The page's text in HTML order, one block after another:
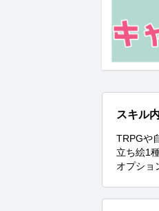
スキル
TRPGや
立ち絵1
オプショ